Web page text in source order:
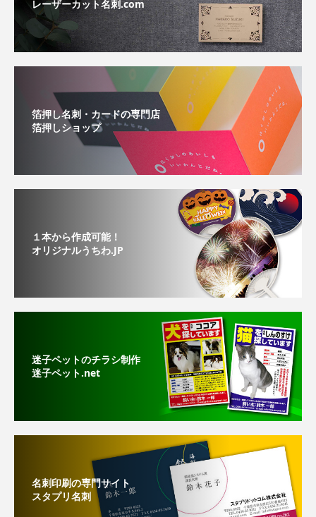
レーザーカット名刺.com
箔押し名刺・カードの専門店
箔押しショップ
１本から作成可能！
オリジナルうちわ.JP
迷子ペットのチラシ制作
迷子ペット.net
名刺印刷の専門サイト
スタプリ名刺